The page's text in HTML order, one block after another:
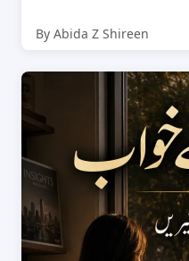
By Abida Z Shireen